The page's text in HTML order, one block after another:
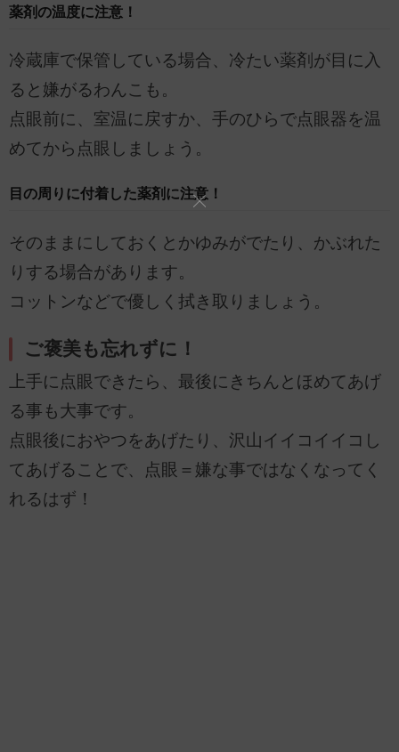
薬剤の温度に注意！
冷蔵庫で保管している場合、冷たい薬剤が目に入
ると嫌がるわんこも。
点眼前に、室温に戻すか、手のひらで点眼器を温
めてから点眼しましょう。
目の周りに付着した薬剤に注意！
そのままにしておくとかゆみがでたり、かぶれた
りする場合があります。
コットンなどで優しく拭き取りましょう。
ご褒美も忘れずに！
上手に点眼できたら、最後にきちんとほめてあげ
る事も大事です。
点眼後におやつをあげたり、沢山イイコイイコし
てあげることで、点眼＝嫌な事ではなくなってく
れるはず！